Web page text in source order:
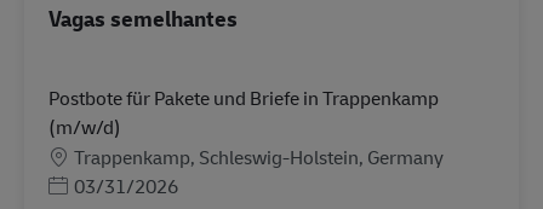
Vagas semelhantes
Postbote für Pakete und Briefe in Trappenkamp
(m/w/d)
Localização
Trappenkamp, Schleswig-Holstein, Germany
Posted Date
03/31/2026